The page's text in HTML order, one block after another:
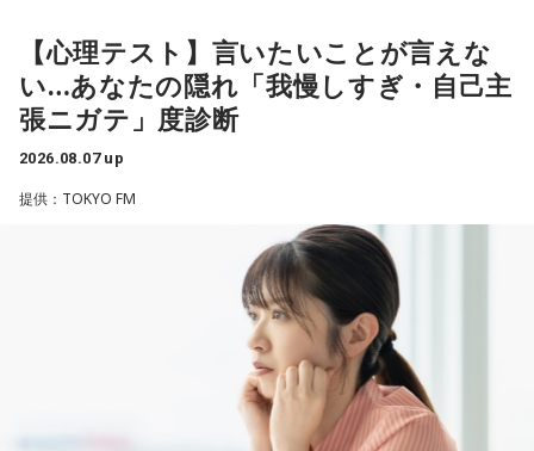
「あ、自分もバンドできるんだ」みたいな、そういうときの
ワクワク感のようなものが、いろんな不安や葛藤を飛び越え
ちゃうみたいな、そういうバイタリティのある曲だなと思い
ます。歌詞は自分と向き合っている部分も結構あるんですけ
ど、音像がかなり爽やかなので、そういうものを飛び越えて
次回8月8日（土）の放送は、シンガーソングライター・バー
チャルYouTuberのぼっちぼろまるさんをゲストに迎えてお届
----------------------------------------------------
この日の放送をradikoタイムフリーで聴く
※放送エリア外の方は、プレミアム会員の登録でご利用いた
----------------------------------------------------
性を語ります。
江原：やっぱり、集中力が欠けちゃうしね。だからご飯を食
べて、新しいお家を建てればまたよく寝られたりすると思う
けれど、そういう風な自分自身のメンテナンスというか、そ
れを大事にして、コンディションを常に最高に整えるという
ことであれば、もしかしたら悩んでいた時期は体調が不安定
ところが、何かふと不安になっちゃったりするでしょう。
例えば、小さいお子さんがいるときって、やっぱり楽しいけ
れど身体がついていけないときって、ちょっと子育てが憂鬱
になったりする時って出ちゃうじゃないですか。子どもの元
気な「キャー！」というのも、元気なときには「もう！」と
いうくらいで済むけれど、頭が痛いときはキツイもんね。そ
れることがあります。病気だからと割り切って仕事に就いて
いるのですが、心が疲れてきています。私生活は充実してお
り、夫と新しく家を建てるためにも仕事は辞められません。
仕事がつらいからこそ私生活が充実する、幸せになるぞとい
の心持ちについてアドバイスをいただけないでしょうか？
――患者からの暴言や暴力に心が折れそうになりながらも、
過酷な現場で奮闘する看護師の相談に対し、江原は「意外な
ことを申し上げるようだけれど……」と前置きした上で、具体
的なアドバイスを提示しました。
江原：私はね、ちょっと意外なことを申し上げるようだけれ
ど、「体力」だと思います。やっぱり、ちゃんと食べて、よ
【心理テスト】言いたいことが言えな
い…あなたの隠れ「我慢しすぎ・自己主
張ニガテ」度診断
2026.08.07 up
提供：TOKYO FM